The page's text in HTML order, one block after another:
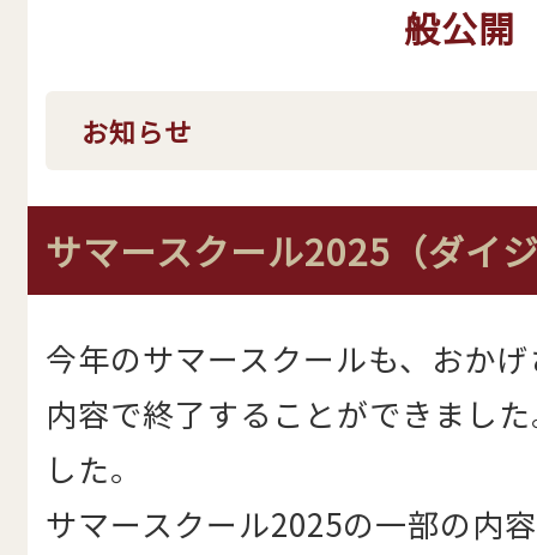
般公開
お知らせ
サマースクール2025（ダイ
今年のサマースクールも、おか
内容で終了することができまし
した。
サマースクール2025の一部の内